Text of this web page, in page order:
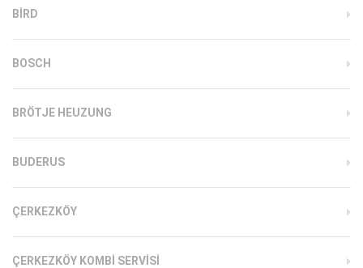
BIRD
BOSCH
BRÖTJE HEUZUNG
BUDERUS
ÇERKEZKÖY
ÇERKEZKÖY KOMBI SERVISI